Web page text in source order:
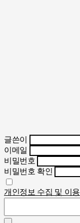
글쓴이
이메일
비밀번호
비밀번호 확인
개인정보 수집 및 이용